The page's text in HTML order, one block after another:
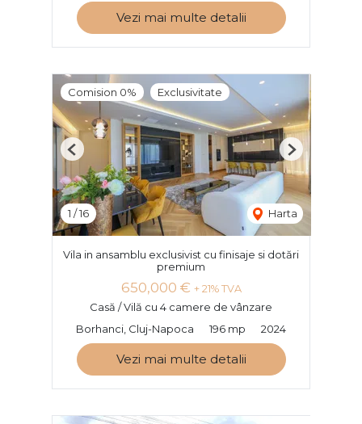
Vezi mai multe detalii
Comision 0% Exclusivitate
1 /16 Harta
Previous Next
Vila in ansamblu exclusivist cu finisaje si dotări
premium
650,000 € + 21% TVA
Casă / Vilă cu 4 camere de vânzare
Borhanci, Cluj-Napoca
196 mp 2024
Vezi mai multe detalii